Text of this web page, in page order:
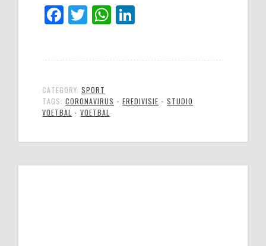
Facebook
TwitterWhatsApp
CATEGORY:SPORT
TAGS:CORONAVIRUS •EREDIVISIE •STUDIO
VOETBAL •VOETBAL